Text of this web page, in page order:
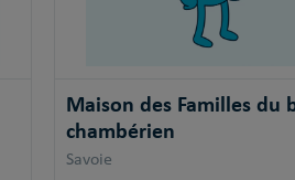
Maison des Familles du
chambérien
Savoie